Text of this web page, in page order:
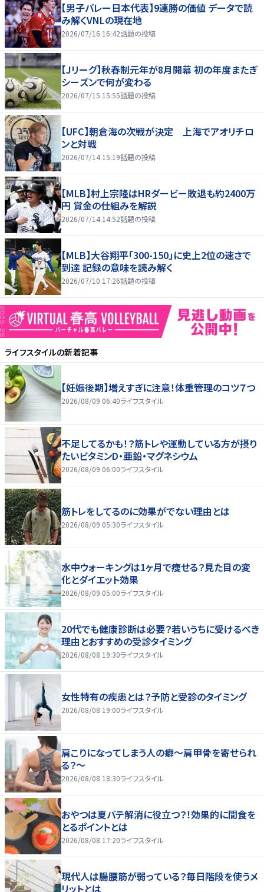
【男子バレー日本代表】9連勝の価値 データで読
み解くVNLの現在地
2026/07/16 16:42話題の投稿
【Jリーグ】秋春制元年が8月開幕 初の年度またぎ
シーズンで何が変わる
2026/07/15 15:55話題の投稿
【UFC】朝倉海の次戦が決定 上海でアオリチロ
ンと対戦
2026/07/14 15:19話題の投稿
【MLB】村上宗隆はHRダービー敗退も約2400万
円 賞金の仕組みを解説
2026/07/14 14:52話題の投稿
【MLB】大谷翔平「300-150」に史上2位の速さで
到達 記録の意味を読み解く
2026/07/10 17:26話題の投稿
ライフスタイルの新着記事
【妊娠後期】増えすぎに注意！体重管理のコツ７つ
2026/08/09 06:40ライフスタイル
不足してるかも！？筋トレや運動している方が摂り
たいビタミンD・亜鉛・マグネシウム
2026/08/09 06:00ライフスタイル
筋トレをしてるのに効果がでない理由とは
2026/08/09 05:30ライフスタイル
水中ウォーキングは1ヶ月で痩せる？見た目の変
化とダイエット効果
2026/08/09 05:00ライフスタイル
20代でも健康診断は必要？若いうちに受けるべき
理由とおすすめの受診タイミング
2026/08/08 19:30ライフスタイル
女性特有の疾患とは？予防と受診のタイミング
2026/08/08 19:00ライフスタイル
肩こりになってしまう人の癖～肩甲骨を寄せられ
る？～
2026/08/08 18:30ライフスタイル
おやつは夏バテ解消に役立つ？！効果的に間食を
とるポイントとは
2026/08/08 17:20ライフスタイル
現代人は腸腰筋が弱っている？毎日階段を使うメ
リットとは